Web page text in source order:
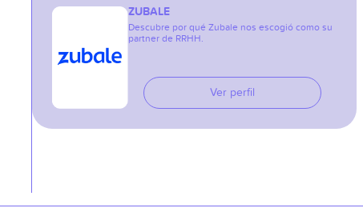
ZUBALE
Descubre por qué Zubale nos escogió como su
partner de RRHH.
Ver perfil